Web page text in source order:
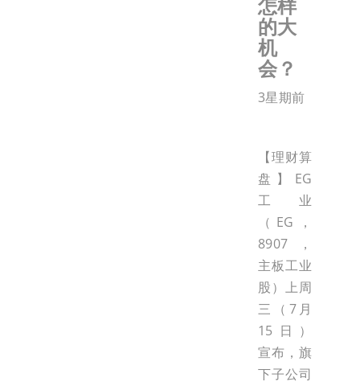
的大
机
会？
3星期前
【理财算
盘】EG
工业
（EG，
8907，
主板工业
股）上周
三（7月
15日）
宣布，旗
下子公司